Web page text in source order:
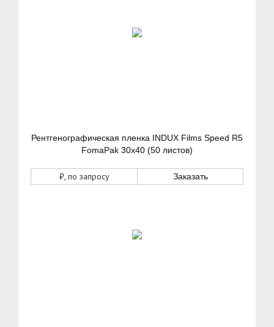
Рентгенографическая пленка INDUX Films Speed R5
FomaPak 30х40 (50 листов)
₽, по запросу Заказать